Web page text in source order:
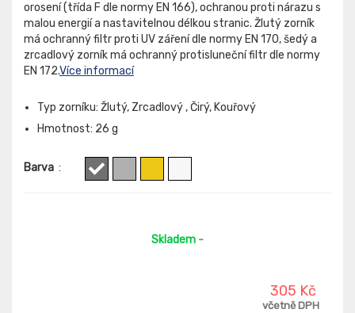
orosení (třída F dle normy EN 166), ochranou proti nárazu s
malou energií a nastavitelnou délkou stranic. Žlutý zorník
má ochranný filtr proti UV záření dle normy EN 170, šedý a
zrcadlový zorník má ochranný protisluneční filtr dle normy
EN 172.Více informací
Typ zorníku: Žlutý, Zrcadlový , Čirý, Kouřový
Hmotnost: 26 g
Barva :
Skladem -
305 Kč
včetně DPH